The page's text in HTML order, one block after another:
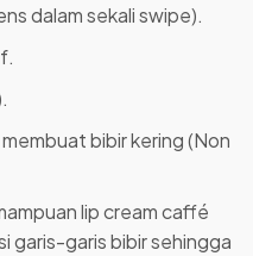
dalam sekali swipe).
bibir kering (Non
lip cream caffé
garis-garis bibir sehingga